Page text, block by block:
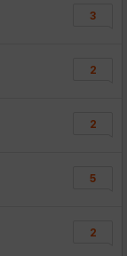
3
2
2
5
2